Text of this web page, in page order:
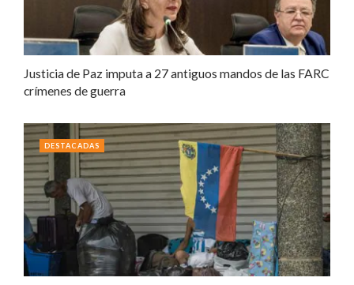
Justicia de Paz imputa a 27 antiguos mandos de las FARC
crímenes de guerra
DESTACADAS